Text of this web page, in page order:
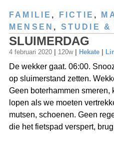
FAMILIE , FICTIE ,
MENSEN , STUDIE &
SLUIMERDAG
4 februari 2020 120w Hekate
De wekker gaat. 06:00.
op sluimerstand zetten.
Geen boterhammen
lopen als we moeten
mutsen, schoenen. Geen
die het fietspad verspert,